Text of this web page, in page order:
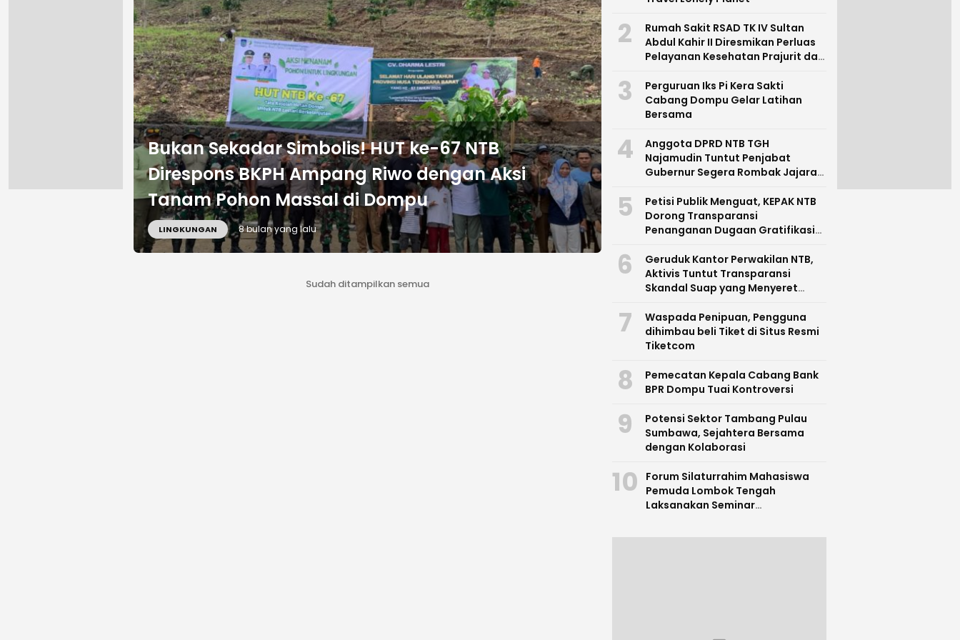
Bukan Sekadar Simbolis! HUT ke-67 NTB
Direspons BKPH Ampang Riwo dengan Aksi
Tanam Pohon Massal di Dompu
LINGKUNGAN 8 bulan yang lalu
Sudah ditampilkan semua
2
Rumah Sakit RSAD TK IV Sultan
Abdul Kahir II Diresmikan Perluas
Pelayanan Kesehatan Prajurit dan
3
Perguruan Iks Pi Kera Sakti
Cabang Dompu Gelar Latihan
Bersama
4
Anggota DPRD NTB TGH
Najamudin Tuntut Penjabat
Gubernur Segera Rombak Jajaran
5
Petisi Publik Menguat, KEPAK NTB
Dorong Transparansi
Penanganan Dugaan Gratifikasi
6
Geruduk Kantor Perwakilan NTB,
Aktivis Tuntut Transparansi
Skandal Suap yang Menyeret
7
Waspada Penipuan, Pengguna
dihimbau beli Tiket di Situs Resmi
Tiketcom
8
Pemecatan Kepala Cabang Bank
BPR Dompu Tuai Kontroversi
9
Potensi Sektor Tambang Pulau
Sumbawa, Sejahtera Bersama
dengan Kolaborasi
10
Forum Silaturrahim Mahasiswa
Pemuda Lombok Tengah
Laksanakan Seminar